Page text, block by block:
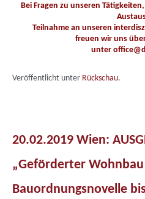
Bei Fragen zu unseren
Teilnahme an unseren
freuen wir uns
unter
Veröffentlicht unter Rückschau.
20.02.2019 Wien:
„Geförderter
Bauordnungsnovelle